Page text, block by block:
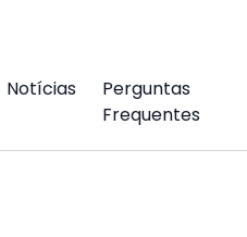
Notícias
Perguntas
Frequentes